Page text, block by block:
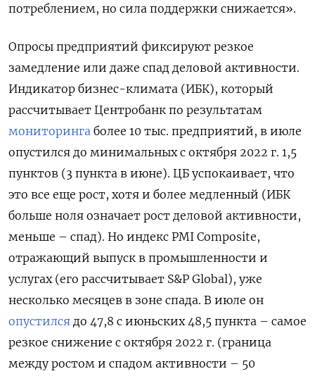
потреблением, но сила поддержки снижается».
Опросы предприятий фиксируют резкое
замедление или даже спад деловой активности.
Индикатор бизнес-климата (ИБК), который
рассчитывает Центробанк по результатам
мониторинга более 10 тыс. предприятий, в июле
опустился до минимальных с октября 2022 г. 1,5
пунктов (3 пункта в июне). ЦБ успокаивает, что
это все еще рост, хотя и более медленный (ИБК
больше ноля означает рост деловой активности,
меньше – спад). Но индекс PMI Compоsite,
отражающий выпуск в промышленности и
услугах (его рассчитывает S&P Global), уже
несколько месяцев в зоне спада. В июле он
опустился до 47,8 с июньских 48,5 пункта – самое
резкое снижение с октября 2022 г. (граница
между ростом и спадом активности – 50